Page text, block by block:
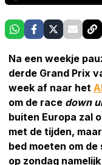
Na een weekje
derde Grand Prix
week af naar het
om de race down
buiten Europa zal
met de tijden,
bed moeten om
op zondag